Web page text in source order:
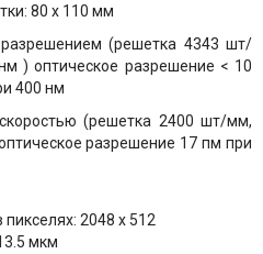
80 x 110 мм
(решетка 4343 шт/
) оптическое разрешение < 10
400 нм
(решетка 2400 шт/мм,
разрешение 17 пм при
2048 x 512
мкм